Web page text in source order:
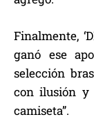
Finalmente,
ganó ese
selección
con ilusión y
camiseta”.